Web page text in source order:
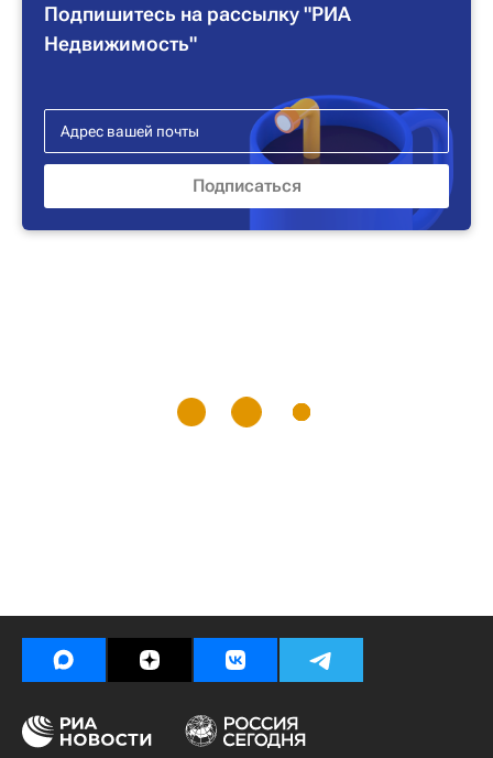
Подпишитесь на рассылку "РИА
Недвижимость"